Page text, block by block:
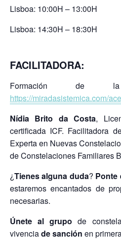
Lisboa: 10:00H – 13:00H
Lisboa: 14:30H – 18:30H
FACILITADORA:
Formación de
https://miradasistemica.com/
Nídia Brito da Costa,
certificada ICF. Facilitadora
Experta en Nuevas
de Constelaciones Familiares
¿Tienes alguna duda? Ponte
estaremos encantados de
necesarias.
Únete al grupode
vivenciade sanción en